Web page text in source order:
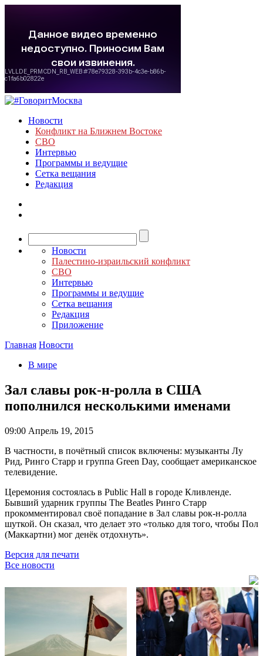
Новости
Конфликт на Ближнем Востоке
СВО
Интервью
Программы и ведущие
Сетка вещания
Редакция
Новости
Палестино-израильский конфликт
СВО
Интервью
Программы и ведущие
Сетка вещания
Редакция
Приложение
Главная Новости
В мире
Зал славы рок-н-ролла в США
пополнился несколькими именами
09:00 Апрель 19, 2015
В частности, в почётный список включены: музыканты Лу
Рид, Ринго Старр и группа Green Day, сообщает американское
телевидение.
Церемония состоялась в Public Hall в городе Кливленде.
Бывший ударник группы The Beatles Ринго Старр
прокомментировал своё попадание в Зал славы рок-н-ролла
шуткой. Он сказал, что делает это «только для того, чтобы Пол
(Маккартни) мог денёк отдохнуть».
Версия для печати
Все новости